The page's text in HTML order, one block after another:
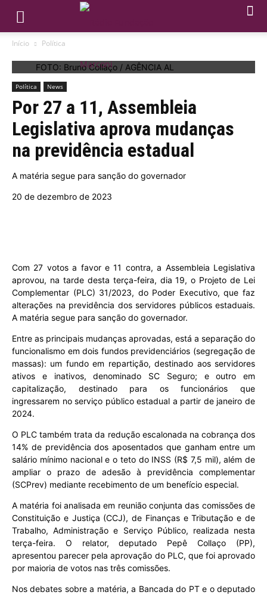
Início Política
FOTO: Bruno Collaço / AGÊNCIA AL
Política News
Por 27 a 11, Assembleia
Legislativa aprova mudanças
na previdência estadual
A matéria segue para sanção do governador
20 de dezembro de 2023
Com 27 votos a favor e 11 contra, a Assembleia Legislativa
aprovou, na tarde desta terça-feira, dia 19, o Projeto de Lei
Complementar (PLC) 31/2023, do Poder Executivo, que faz
alterações na previdência dos servidores públicos estaduais.
A matéria segue para sanção do governador.
Entre as principais mudanças aprovadas, está a separação do
funcionalismo em dois fundos previdenciários (segregação de
massas): um fundo em repartição, destinado aos servidores
ativos e inativos, denominado SC Seguro; e outro em
capitalização, destinado para os funcionários que
ingressarem no serviço público estadual a partir de janeiro de
2024.
O PLC também trata da redução escalonada na cobrança dos
14% de previdência dos aposentados que ganham entre um
salário mínimo nacional e o teto do INSS (R$ 7,5 mil), além de
ampliar o prazo de adesão à previdência complementar
(SCPrev) mediante recebimento de um benefício especial.
A matéria foi analisada em reunião conjunta das comissões de
Constituição e Justiça (CCJ), de Finanças e Tributação e de
Trabalho, Administração e Serviço Público, realizada nesta
terça-feira. O relator, deputado Pepê Collaço (PP),
apresentou parecer pela aprovação do PLC, que foi aprovado
por maioria de votos nas três comissões.
Nos debates sobre a matéria, a Bancada do PT e o deputado